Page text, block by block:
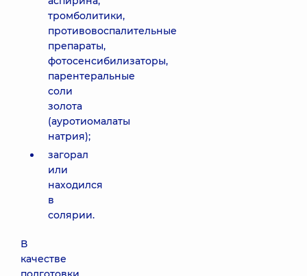
тромболитики,
противовоспалительные
препараты,
фотосенсибилизаторы,
парентеральные
соли
золота
(ауротиомалаты
натрия);
загорал
или
находился
в
солярии.
В
качестве